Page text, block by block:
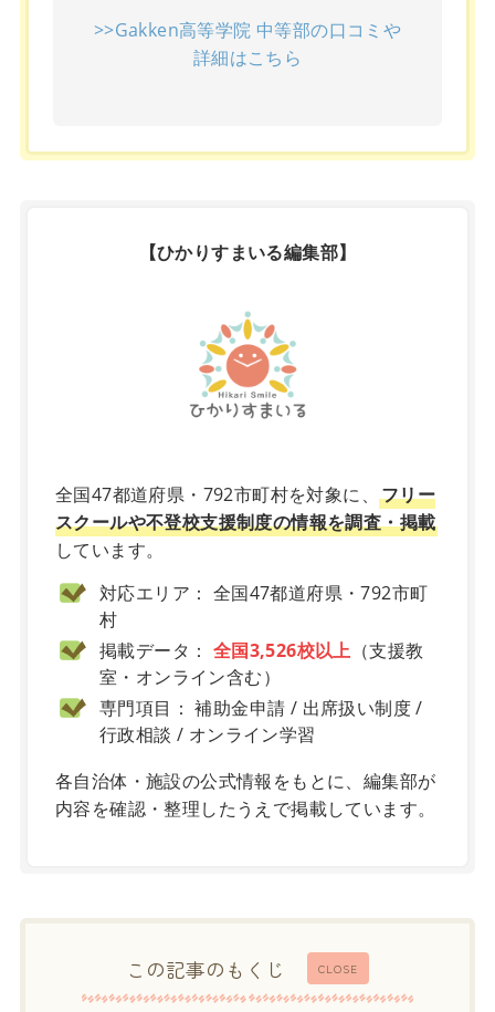
>>Gakken高等学院 中等部の口コミや
詳細はこちら
【ひかりすまいる編集部】
全国47都道府県・792市町村を対象に、 フリー
スクールや不登校支援制度の情報を調査・掲載
しています。
対応エリア： 全国47都道府県・792市町
村
掲載データ： 全国3,526校以上 （支援教
室・オンライン含む）
専門項目： 補助金申請 / 出席扱い制度 /
行政相談 / オンライン学習
各自治体・施設の公式情報をもとに、編集部が
内容を確認・整理したうえで掲載しています。
CLOSE
この記事のもくじ